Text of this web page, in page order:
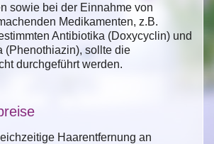
sowie bei der Einnahme von
Medikamenten, z.B.
Antibiotika (Doxycyclin) und
(Phenothiazin), sollte die
durchgeführt werden.
Haarentfernung an